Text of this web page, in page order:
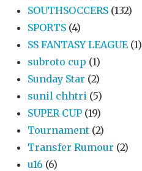
SOUTHSOCCERS (132)
SPORTS (4)
SS FANTASY LEAGUE (1)
subroto cup (1)
Sunday Star (2)
sunil chhtri (5)
SUPER CUP (19)
Tournament (2)
Transfer Rumour (2)
u16 (6)